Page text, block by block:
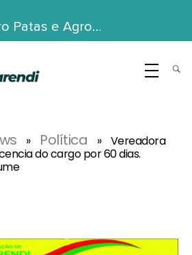
Patas e Agro…
» Política » Vereadora
do cargo por 60 dias.